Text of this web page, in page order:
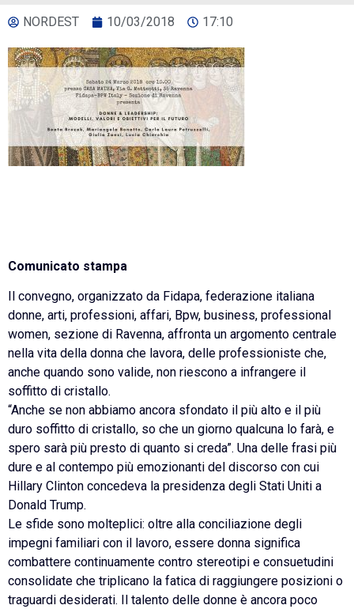
NORDEST 10/03/2018 17:10
Comunicato stampa
Il convegno, organizzato da Fidapa, federazione italiana
donne, arti, professioni, affari, Bpw, business, professional
women, sezione di Ravenna, affronta un argomento centrale
nella vita della donna che lavora, delle professioniste che,
anche quando sono valide, non riescono a infrangere il
soffitto di cristallo.
“Anche se non abbiamo ancora sfondato il più alto e il più
duro soffitto di cristallo, so che un giorno qualcuna lo farà, e
spero sarà più presto di quanto si creda”. Una delle frasi più
dure e al contempo più emozionanti del discorso con cui
Hillary Clinton concedeva la presidenza degli Stati Uniti a
Donald Trump.
Le sfide sono molteplici: oltre alla conciliazione degli
impegni familiari con il lavoro, essere donna significa
combattere continuamente contro stereotipi e consuetudini
consolidate che triplicano la fatica di raggiungere posizioni o
traguardi desiderati. Il talento delle donne è ancora poco